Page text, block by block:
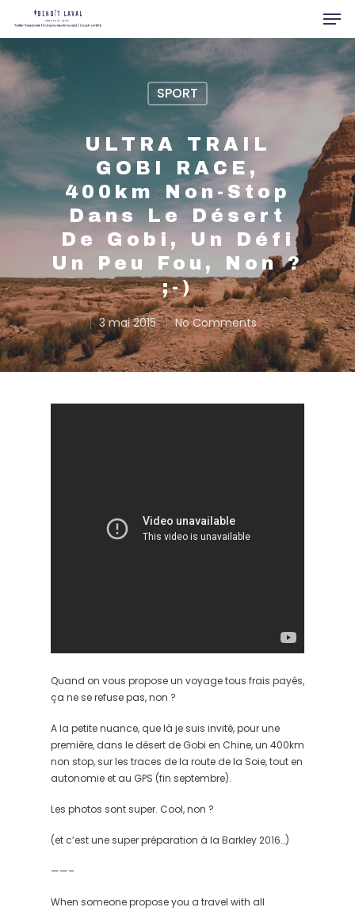
Hit enter to search or ESC to close
SPORT
ULTRA TRAIL
GOBI RACE,
400km Non-Stop
Dans Le Désert
De Gobi, Un Défi
Un Peu Fou, Non ?
;-)
3 mai 2015 No Comments
Quand on vous propose un voyage tous frais payés,
ça ne se refuse pas, non ?
A la petite nuance, que là je suis invité, pour une
première, dans le désert de Gobi en Chine, un 400km
non stop, sur les traces de la route de la Soie, tout en
autonomie et au GPS (fin septembre).
Les photos sont super. Cool, non ?
(et c’est une super préparation à la Barkley 2016…)
——–
When someone propose you a travel with all